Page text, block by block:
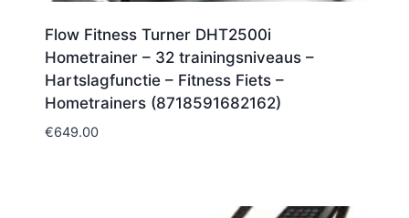
Flow Fitness Turner DHT2500i
Hometrainer – 32 trainingsniveaus –
Hartslagfunctie – Fitness Fiets –
Hometrainers (8718591682162)
€649.00